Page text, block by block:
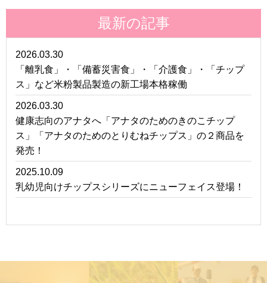
最新の記事
2026.03.30
「離乳食」・「備蓄災害食」・「介護食」・「チップ
ス」など米粉製品製造の新工場本格稼働
2026.03.30
健康志向のアナタへ「アナタのためのきのこチップ
ス」「アナタのためのとりむねチップス」の２商品を
発売！
2025.10.09
乳幼児向けチップスシリーズにニューフェイス登場！